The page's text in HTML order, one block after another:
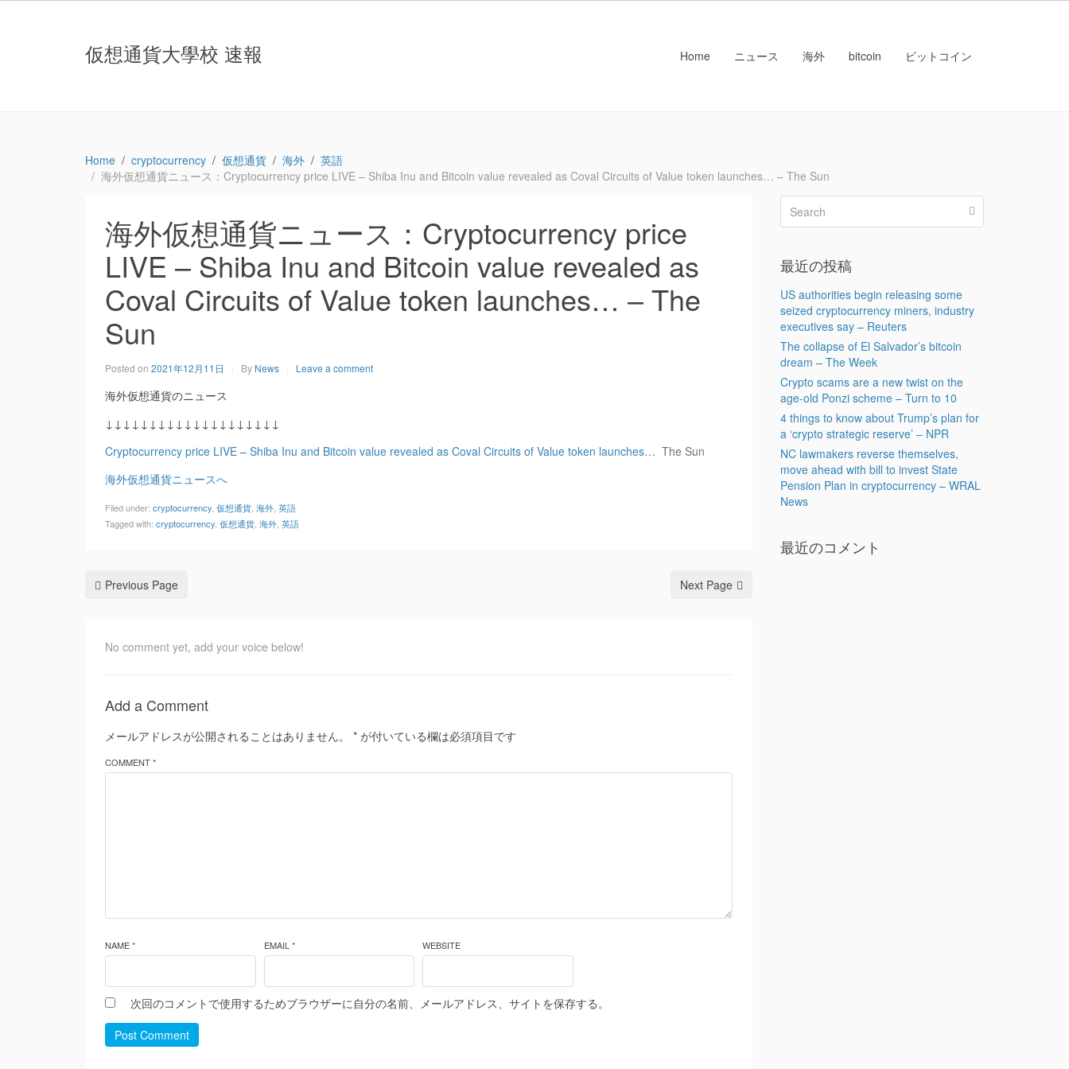
仮想通貨大學校 速報 Home ニュース 海外 bitcoin ビットコイン
Home cryptocurrency 仮想通貨 海外
英語
海外仮想通貨ニュース：Cryptocurrency price LIVE – Shiba Inu and Bitcoin value revealed as Coval Circuits of Value token launches… – The Sun
海外仮想通貨ニュース：Cryptocurrency price
LIVE – Shiba Inu and Bitcoin value revealed as
Coval Circuits of Value token launches… – The
Sun
Posted on 2021年12月11日 By News Leave a comment
海外仮想通貨のニュース
↓↓↓↓↓↓↓↓↓↓↓↓↓↓↓↓↓↓↓↓
Cryptocurrency price LIVE – Shiba Inu and Bitcoin value revealed as Coval Circuits of Value token launches… The Sun
海外仮想通貨ニュースへ
Filed under: cryptocurrency 仮想通貨 海外 英語
Tagged with: cryptocurrency 仮想通貨 海外 英語
Previous Page Next Page
No comment yet, add your voice below!
Add a Comment
メールアドレスが公開されることはありません。 * が付いている欄は必須項目です
COMMENT *
NAME * EMAIL * WEBSITE
次回のコメントで使用するためブラウザーに自分の名前、メールアドレス、サイトを保存する。
Post Comment
最近の投稿
US authorities begin releasing some
seized cryptocurrency miners, industry
executives say – Reuters
The collapse of El Salvador’s bitcoin
dream – The Week
Crypto scams are a new twist on the
age-old Ponzi scheme – Turn to 10
4 things to know about Trump’s plan for
a ‘crypto strategic reserve’ – NPR
NC lawmakers reverse themselves,
move ahead with bill to invest State
Pension Plan in cryptocurrency – WRAL
News
最近のコメント